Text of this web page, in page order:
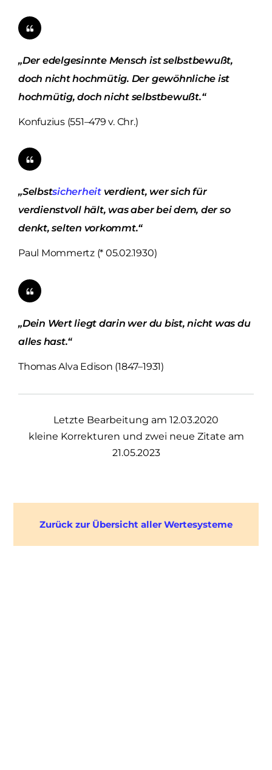
„Der edelgesinnte Mensch ist selbstbewußt,
doch nicht hochmütig. Der gewöhnliche ist
hochmütig, doch nicht selbstbewußt.“
Konfuzius (551–479 v. Chr.)
„Selbstsicherheitverdient, wer sich für
verdienstvoll hält, was aber bei dem, der so
denkt, selten vorkommt.“
Paul Mommertz (* 05.02.1930)
„Dein Wert liegt darin wer du bist, nicht was du
alles hast.“
Thomas Alva Edison (1847–1931)
Letzte Bearbeitung am 12.03.2020
kleine Korrekturen und zwei neue Zitate am
21.05.2023
Zurück zur Übersicht aller Wertesysteme